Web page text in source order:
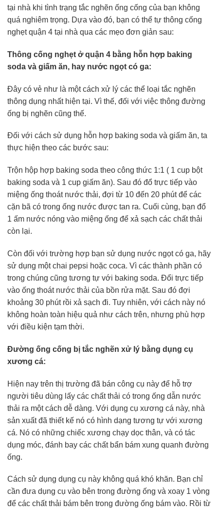
tại nhà khi tình trạng tắc nghẽn ống cống của bạn không
quá nghiêm trọng. Dựa vào đó, bạn có thể tự thông cống
nghẹt quận 4 tại nhà qua các mẹo đơn giản sau:
Thông cống nghẹt ở quận 4 bằng hỗn hợp baking
soda và giấm ăn, hay nước ngọt có ga:
Đây có vẻ như là một cách xử lý các thể loại tắc nghẽn
thông dụng nhất hiện tại. Vì thế, đối với việc thông đường
ống bị nghẽn cũng thế.
Đối với cách sử dụng hỗn hợp baking soda và giấm ăn, ta
thực hiện theo các bước sau:
Trộn hộp hợp baking soda theo công thức 1:1 ( 1 cup bột
baking soda và 1 cup giấm ăn). Sau đó đổ trực tiếp vào
miệng ống thoát nước thải, đợi từ 10 đến 20 phút để các
cặn bã có trong ống nước được tan ra. Cuối cùng, bạn đổ
1 ấm nước nóng vào miệng ống để xả sạch các chất thải
còn lại.
Còn đối với trường hợp bạn sử dụng nước ngọt có ga, hãy
sử dụng một chai pepsi hoặc coca. Vì các thành phần có
trong chúng cũng tương tự với baking soda. Đổi trực tiếp
vào ống thoát nước thải của bồn rửa mặt. Sau đó đợi
khoảng 30 phút rồi xả sạch đi. Tuy nhiên, với cách này nó
không hoàn toàn hiệu quả như cách trên, nhưng phù hợp
với điều kiện tạm thời.
Đường ống cống bị tắc nghẽn xử lý bằng dụng cụ
xương cá:
Hiện nay trên thị trường đã bán công cụ này để hỗ trợ
người tiêu dùng lấy các chất thải có trong ống dẫn nước
thải ra một cách dễ dàng. Với dụng cụ xương cá này, nhà
sản xuất đã thiết kế nó có hình dạng tương tự với xương
cá. Nó có những chiếc xương chạy dọc thân, và có tác
dụng móc, đánh bay các chất bẩn bám xung quanh đường
ống.
Cách sử dụng dụng cụ này không quá khó khăn. Bạn chỉ
cần đưa dụng cụ vào bên trong đường ống và xoay 1 vòng
để các chất thải bám bên trong đường ống bám vào. Rồi từ